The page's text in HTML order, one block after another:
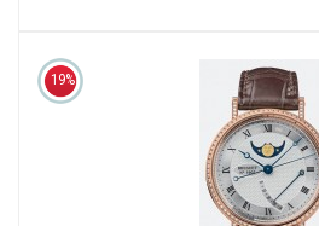
19%